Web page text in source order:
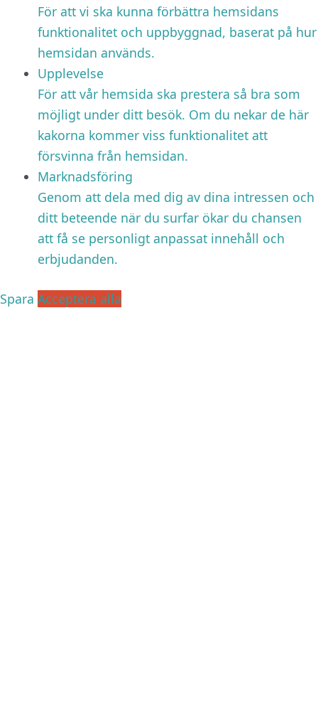
För att vi ska kunna förbättra hemsidans
funktionalitet och uppbyggnad, baserat på hur
hemsidan används.
Upplevelse
För att vår hemsida ska prestera så bra som
möjligt under ditt besök. Om du nekar de här
kakorna kommer viss funktionalitet att
försvinna från hemsidan.
Marknadsföring
Genom att dela med dig av dina intressen och
ditt beteende när du surfar ökar du chansen
att få se personligt anpassat innehåll och
erbjudanden.
Spara Acceptera alla